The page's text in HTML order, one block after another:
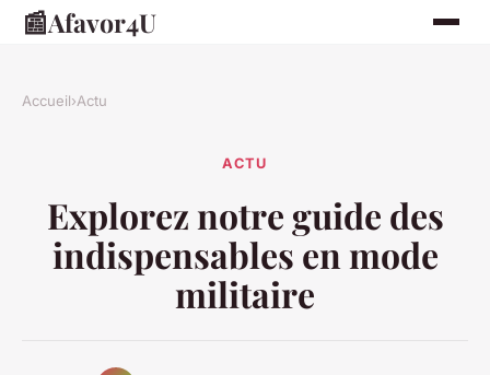
📰Afavor4U
Accueil›Actu
ACTU
Explorez notre guide des
indispensables en mode
militaire